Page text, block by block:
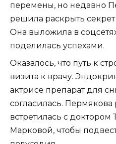
перемены, но недавно
решила раскрыть
Она выложила в
поделилась успехами.
Оказалось, что путь к
визита к врачу.
актрисе препарат для
согласилась. Пермякова
встретилась с
Марковой, чтобы